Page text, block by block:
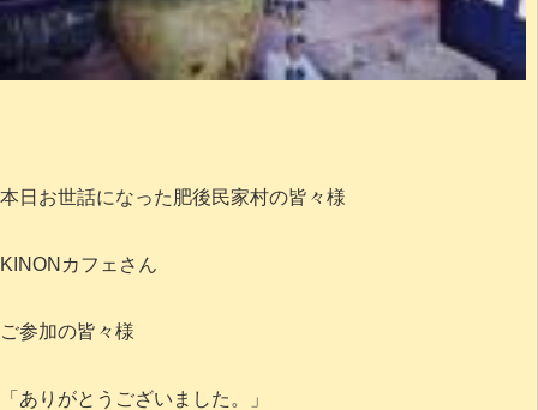
本日お世話になった肥後民家村の皆々様
KINONカフェさん
ご参加の皆々様
「ありがとうございました。」